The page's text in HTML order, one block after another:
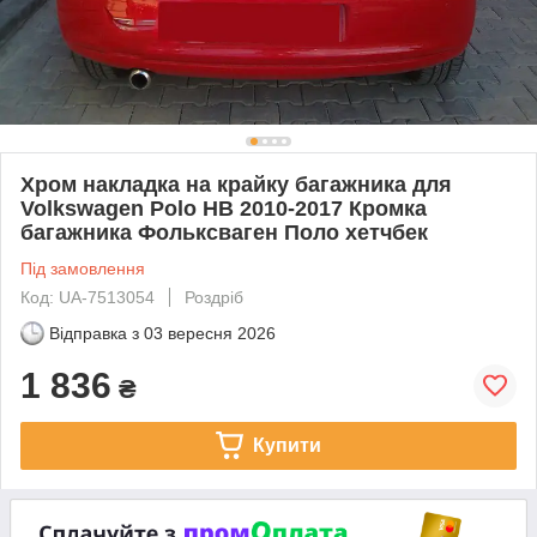
Хром накладка на крайку багажника для
Volkswagen Polo HB 2010-2017 Кромка
багажника Фольксваген Поло хетчбек
Під замовлення
Код: UA-7513054
Роздріб
Відправка з 03 вересня 2026
1 836 ₴
Купити